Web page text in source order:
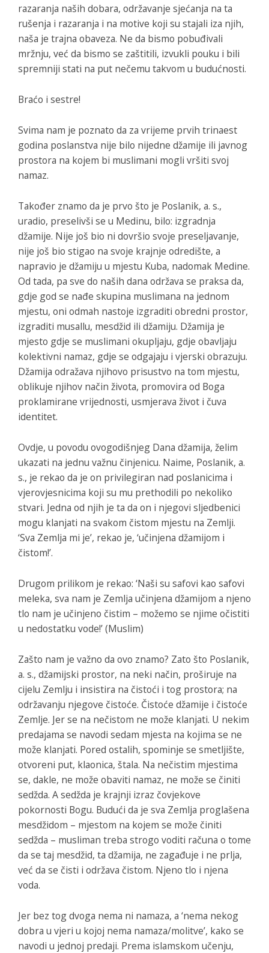
razaranja naših dobara, održavanje sjećanja na ta
rušenja i razaranja i na motive koji su stajali iza njih,
naša je trajna obaveza. Ne da bismo pobuđivali
mržnju, već da bismo se zaštitili, izvukli pouku i bili
spremniji stati na put nečemu takvom u budućnosti.
Braćo i sestre!
Svima nam je poznato da za vrijeme prvih trinaest
godina poslanstva nije bilo nijedne džamije ili javnog
prostora na kojem bi muslimani mogli vršiti svoj
namaz.
Također znamo da je prvo što je Poslanik, a. s.,
uradio, preselivši se u Medinu, bilo: izgradnja
džamije. Nije još bio ni dovršio svoje preseljavanje,
nije još bio stigao na svoje krajnje odredište, a
napravio je džamiju u mjestu Kuba, nadomak Medine.
Od tada, pa sve do naših dana održava se praksa da,
gdje god se nađe skupina muslimana na jednom
mjestu, oni odmah nastoje izgraditi obredni prostor,
izgraditi musallu, mesdžid ili džamiju. Džamija je
mjesto gdje se muslimani okupljaju, gdje obavljaju
kolektivni namaz, gdje se odgajaju i vjerski obrazuju.
Džamija odražava njihovo prisustvo na tom mjestu,
oblikuje njihov način života, promovira od Boga
proklamirane vrijednosti, usmjerava život i čuva
identitet.
Ovdje, u povodu ovogodišnjeg Dana džamija, želim
ukazati na jednu važnu činjenicu. Naime, Poslanik, a.
s., je rekao da je on privilegiran nad poslanicima i
vjerovjesnicima koji su mu prethodili po nekoliko
stvari. Jedna od njih je ta da on i njegovi sljedbenici
mogu klanjati na svakom čistom mjestu na Zemlji.
‘Sva Zemlja mi je’, rekao je, ‘učinjena džamijom i
čistom!’.
Drugom prilikom je rekao: ‘Naši su safovi kao safovi
meleka, sva nam je Zemlja učinjena džamijom a njeno
tlo nam je učinjeno čistim – možemo se njime očistiti
u nedostatku vode!’ (Muslim)
Zašto nam je važno da ovo znamo? Zato što Poslanik,
a. s., džamijski prostor, na neki način, proširuje na
cijelu Zemlju i insistira na čistoći i tog prostora; na
održavanju njegove čistoće. Čistoće džamije i čistoće
Zemlje. Jer se na nečistom ne može klanjati. U nekim
predajama se navodi sedam mjesta na kojima se ne
može klanjati. Pored ostalih, spominje se smetljište,
otvoreni put, klaonica, štala. Na nečistim mjestima
se, dakle, ne može obaviti namaz, ne može se činiti
sedžda. A sedžda je krajnji izraz čovjekove
pokornosti Bogu. Budući da je sva Zemlja proglašena
mesdžidom – mjestom na kojem se može činiti
sedžda – musliman treba strogo voditi računa o tome
da se taj mesdžid, ta džamija, ne zagađuje i ne prlja,
već da se čisti i održava čistom. Njeno tlo i njena
voda.
Jer bez tog dvoga nema ni namaza, a ‘nema nekog
dobra u vjeri u kojoj nema namaza/molitve’, kako se
navodi u jednoj predaji. Prema islamskom učenju,